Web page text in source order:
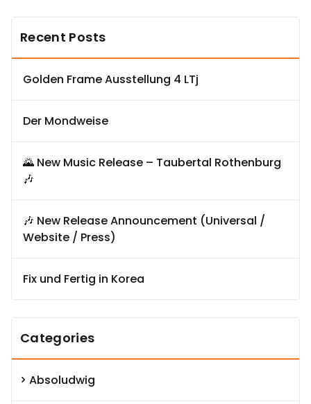
Recent Posts
Golden Frame Ausstellung 4 LTj
Der Mondweise
🌄 New Music Release – Taubertal Rothenburg
🎶
🎶 New Release Announcement (Universal /
Website / Press)
Fix und Fertig in Korea
Categories
Absoludwig